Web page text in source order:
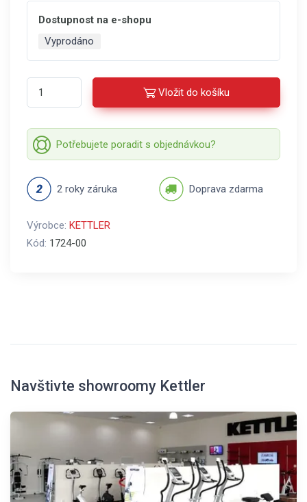
Dostupnost na e-shopu
Vyprodáno
Vložit do košíku
Potřebujete poradit s objednávkou?
2 roky záruka Doprava zdarma
Výrobce: KETTLER
Kód: 1724-00
Navštivte showroomy Kettler